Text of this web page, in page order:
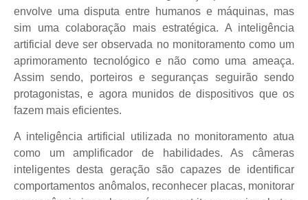
envolve uma disputa entre humanos e máquinas, mas
sim uma colaboração mais estratégica. A inteligência
artificial deve ser observada no monitoramento como um
aprimoramento tecnológico e não como uma ameaça.
Assim sendo, porteiros e seguranças seguirão sendo
protagonistas, e agora munidos de dispositivos que os
fazem mais eficientes.
A inteligência artificial utilizada no monitoramento atua
como um amplificador de habilidades. As câmeras
inteligentes desta geração são capazes de identificar
comportamentos anômalos, reconhecer placas, monitorar